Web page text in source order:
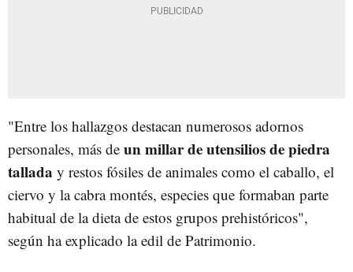
"Entre los hallazgos destacan numerosos adornos
personales, más de un millar de utensilios de piedra
tallada y restos fósiles de animales como el caballo, el
ciervo y la cabra montés, especies que formaban parte
habitual de la dieta de estos grupos prehistóricos",
según ha explicado la edil de Patrimonio.